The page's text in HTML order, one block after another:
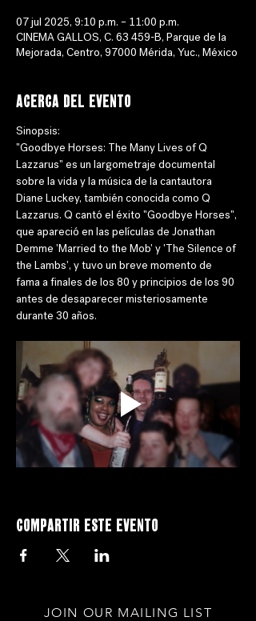
07 jul 2025, 9:10 p.m. – 11:00 p.m.
CINEMA GALLOS, C. 63 459-B, Parque de la
Mejorada, Centro, 97000 Mérida, Yuc., México
Acerca del evento
Sinopsis:
"Goodbye Horses: The Many Lives of Q
Lazzarus" es un largometraje documental
sobre la vida y la música de la cantautora
Diane Luckey, también conocida como Q
Lazzarus. Q cantó el éxito "Goodbye Horses",
que apareció en las películas de Jonathan
Demme 'Married to the Mob' y 'The Silence of
the Lambs', y tuvo un breve momento de
fama a finales de los 80 y principios de los 90
antes de desaparecer misteriosamente
durante 30 años.
Compartir este evento
JOIN OUR MAILING LIST